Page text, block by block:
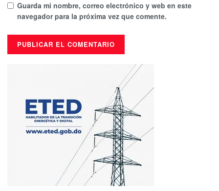
Guarda mi nombre, correo electrónico y web en este
navegador para la próxima vez que comente.